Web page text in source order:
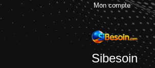
Mon compte
Sibesoin